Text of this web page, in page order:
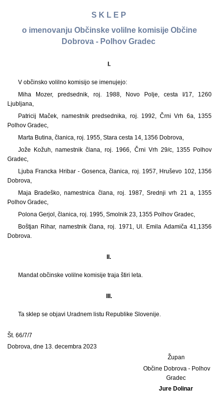
S K L E P
o imenovanju Občinske volilne komisije Občine
Dobrova - Polhov Gradec
I.
V občinsko volilno komisijo se imenujejo:
Miha Mozer, predsednik, roj. 1988, Novo Polje, cesta I/17, 1260
Ljubljana,
Patricij Maček, namestnik predsednika, roj. 1992, Črni Vrh 6a, 1355
Polhov Gradec,
Marta Butina, članica, roj. 1955, Stara cesta 14, 1356 Dobrova,
Jože Kožuh, namestnik člana, roj. 1966, Črni Vrh 29/c, 1355 Polhov
Gradec,
Ljuba Francka Hribar - Gosenca, članica, roj. 1957, Hruševo 102, 1356
Dobrova,
Maja Bradeško, namestnica člana, roj. 1987, Srednji vrh 21 a, 1355
Polhov Gradec,
Polona Gerjol, članica, roj. 1995, Smolnik 23, 1355 Polhov Gradec,
Boštjan Rihar, namestnik člana, roj. 1971, Ul. Emila Adamiča 41,1356
Dobrova.
II.
Mandat občinske volilne komisije traja štiri leta.
III.
Ta sklep se objavi Uradnem listu Republike Slovenije.
Št. 66/7/7
Dobrova, dne 13. decembra 2023
Župan
Občine Dobrova - Polhov
Gradec
Jure Dolinar